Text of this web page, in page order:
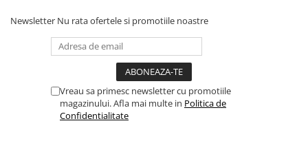
Newsletter Nu rata ofertele si promotiile noastre
Vreau sa primesc newsletter cu promotiile
magazinului. Afla mai multe in Politica de
Confidentialitate